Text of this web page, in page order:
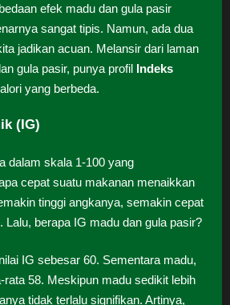
efek madu dan gula pasir
sangat tipis. Namun, ada dua
jadikan acuan. Melansir dari laman
gula pasir, punya profil Indeks
yang berbeda.
(IG)
dalam skala 1-100 yang
cepat suatu makanan menaikkan
tinggi angkanya, semakin cepat
Lalu, berapa IG madu dan gula pasir?
IG sebesar 60. Sementara madu,
rata 58. Meskipun madu sedikit lebih
tidak terlalu signifikan. Artinya,